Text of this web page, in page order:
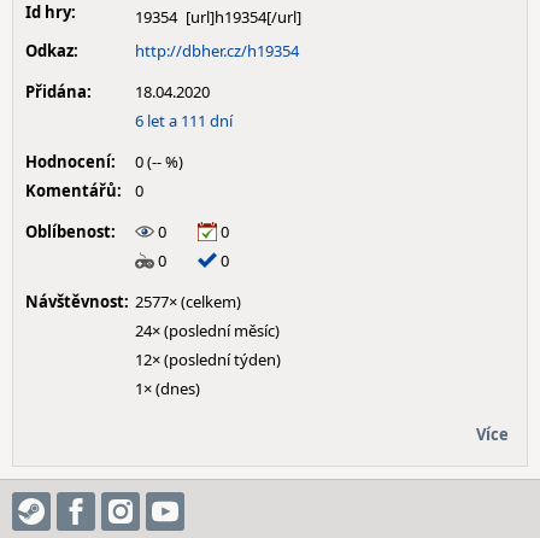
Id hry:
19354
Odkaz:
http://dbher.cz/h19354
Přidána:
18.04.2020
6 let a 111 dní
Hodnocení:
0 (-- %)
Komentářů:
0
Oblíbenost:
0
0
0
0
Návštěvnost: 2577× (celkem)
24× (poslední měsíc)
12× (poslední týden)
1× (dnes)
Více